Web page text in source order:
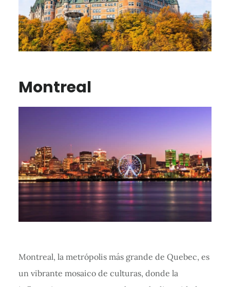
Montreal
Montreal, la metrópolis más grande de Quebec, es
un vibrante mosaico de culturas, donde la